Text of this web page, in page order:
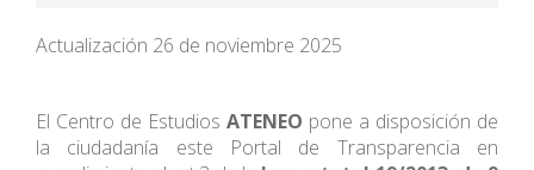
Actualización 26 de noviembre 2025
El Centro de Estudios ATENEO pone a disposición de
la ciudadanía este Portal de Transparencia en
TIENDA